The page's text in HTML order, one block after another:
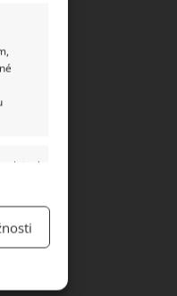
aktivní